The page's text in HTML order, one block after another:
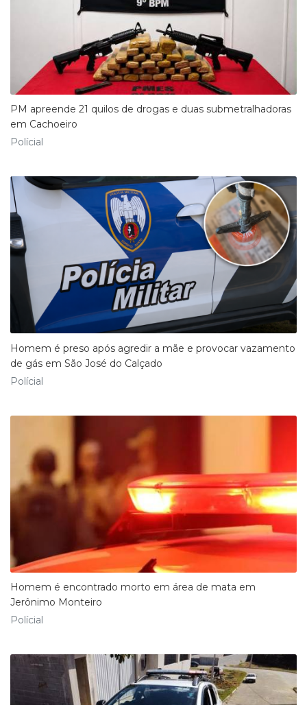
PM apreende 21 quilos de drogas e duas submetralhadoras
em Cachoeiro
Polícial
Homem é preso após agredir a mãe e provocar vazamento
de gás em São José do Calçado
Polícial
Homem é encontrado morto em área de mata em
Jerônimo Monteiro
Polícial